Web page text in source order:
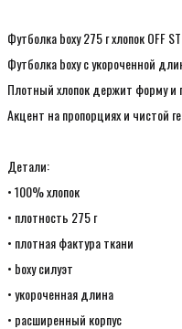
Футболка boxy 275 г хлопок OFF
Футболка boxy с укороченной
Плотный хлопок держит форму и
Акцент на пропорциях и чистой
Детали:
• 100% хлопок
• плотность 275 г
• плотная фактура ткани
• boxy силуэт
• укороченная длина
• расширенный корпус